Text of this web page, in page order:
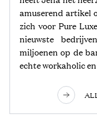
amuserend artikel
zich voor Pure
nieuwste
miljoenen op de
echte workaholic